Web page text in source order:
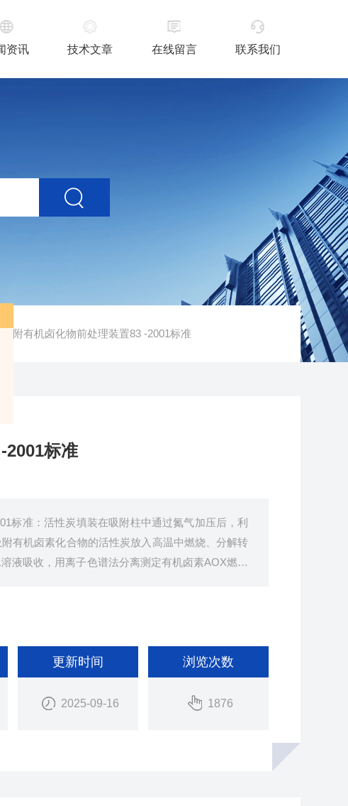
资讯 技术文章 在线留言 联系我们
附有机卤化物前处理装置83 -2001标准
2001标准
标准：活性炭填装在吸附柱中通过氮气加压后，利
有机卤素化合物的活性炭放入高温中燃烧、分解转
液吸收，用离子色谱法分离测定有机卤素AOX燃烧
更新时间
2025-09-16
浏览次数
1876